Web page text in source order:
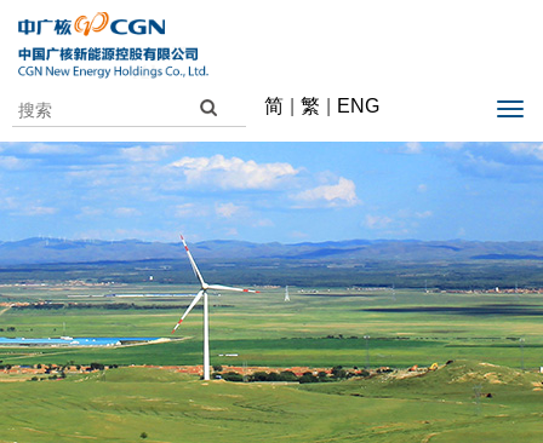
简 繁 ENG